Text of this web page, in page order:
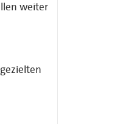
weiter